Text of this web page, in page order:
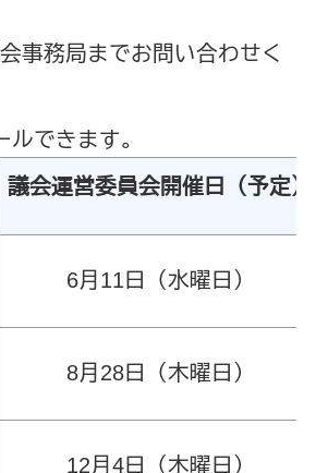
事務局までお問い合わせく
できます。
議会運営委員会開催日（予定）
6月11日（水曜日）
8月28日（木曜日）
12月4日（木曜日）